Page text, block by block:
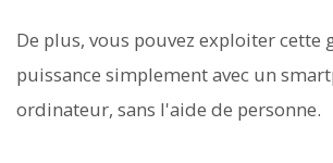
De plus, vous pouvez exploiter cette
puissance simplement avec un
ordinateur, sans l'aide de personne.